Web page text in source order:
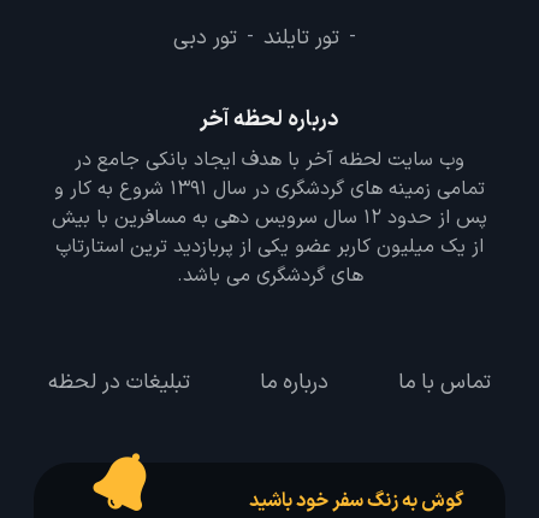
- تور تایلند - تور دبی
درباره لحظه آخر
وب سایت لحظه آخر با هدف ایجاد بانکی جامع در
تمامی زمینه های گردشگری در سال 1391 شروع به کار و
پس از حدود 12 سال سرویس دهی به مسافرین با بیش
از یک میلیون کاربر عضو یکی از پربازدید ترین استارتاپ
های گردشگری می باشد.
تماس با ما درباره ما تبلیغات در لحظه
گوش به زنگ سفر خود باشید